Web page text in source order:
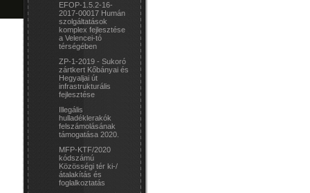
EFOP-1.5.2-16-
2017-00017 Humán
szolgáltatások
komplex fejlesztése
a Velencei-tó
térségében
ZP-1-2019 - Sukoró
zártkert Kőbányai és
Hegyaljai út
infrastrukturális
fejlesztése
Illegális
hulladéklerakók
felszámolásának
támogatása 2020.
MFP-KTF/2020
kódszámú
Közösségi tér ki-/
átalakítás és
foglalkoztatás